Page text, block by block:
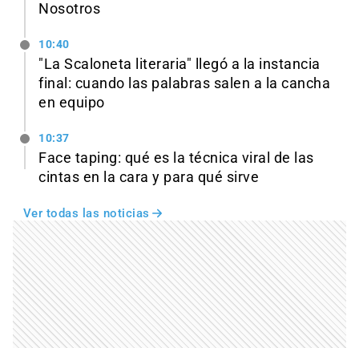
Nosotros
10:40
"La Scaloneta literaria" llegó a la instancia
final: cuando las palabras salen a la cancha
en equipo
10:37
Face taping: qué es la técnica viral de las
cintas en la cara y para qué sirve
Ver todas las noticias